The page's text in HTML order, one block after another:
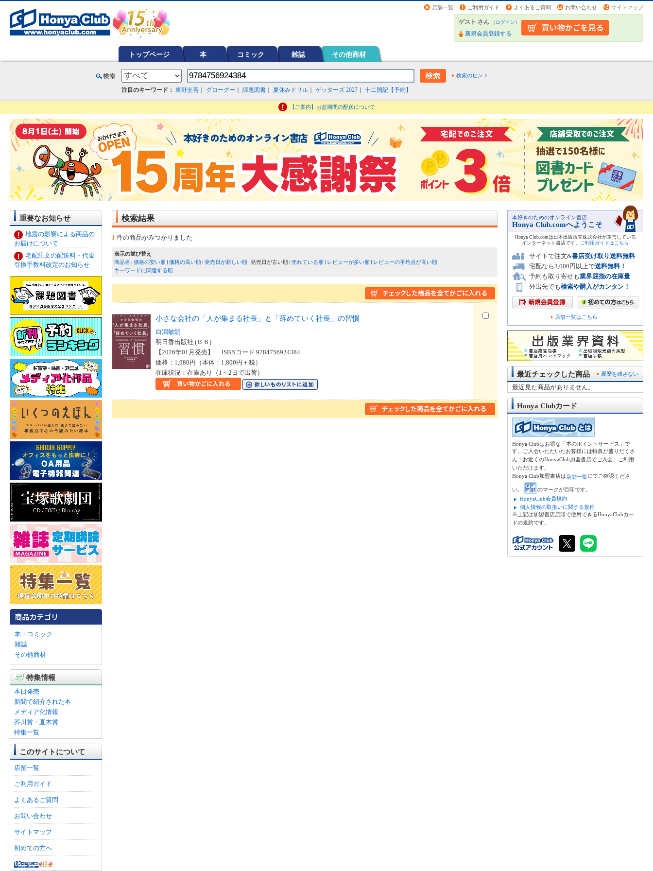
店舗一覧 ご利用ガイド よくあるご質問 お問い合わせ サイトマップ
ゲスト さん （ログイン）
新規会員登録する
トップページ 本 コミック 雑誌 その他商材
検索のヒント
注目のキーワード： 東野圭吾 グローグー 課題図書 夏休みドリル ゲッターズ 2027 十二国記【予約】
【ご案内】お盆期間の配送について
重要なお知らせ
地震の影響による商品の
お届けについて
宅配注文の配送料・代金
引換手数料改定のお知らせ
本・コミック
雑誌
その他商材
特集情報
本日発売
新聞で紹介された本
メディア化情報
芥川賞・直木賞
特集一覧
このサイトについて
店舗一覧
ご利用ガイド
よくあるご質問
お問い合わせ
サイトマップ
初めての方へ
検索結果
1 件の商品がみつかりました
表示の並び替え
商品名
価格の安い順 価格の高い順 発売日が新しい順 発売日が古い順 売れている順 レビューが多い順
レビューの平均点が高い順
キーワードに関連する順
小さな会社の「人が集まる社長」と「辞めていく社長」の習慣
白潟敏朗
明日香出版社 (Ｂ６)
【2026年01月発売】 ISBNコード 9784756924384
価格：1,980円（本体：1,800円＋税）
在庫状況：在庫あり（1～2日で出荷）
本好きのためのオンライン書店
Honya Club.comへようこそ
Honya Club.comは日本出版販売株式会社が運営している
インターネット書店です。
ご利用ガイドはこちら
サイトで注文&書店受け取り送料無料
宅配なら3,000円以上で送料無料！
予約も取り寄せも業界屈指の在庫量
外出先でも検索や購入がカンタン！
店舗一覧はこちら
履歴を残さない
最近チェックした商品
最近見た商品がありません。
Honya Clubカード
Honya Clubはお得な「本のポイントサービス」で
す。ご入会いただいたお客様には特典が盛りだくさ
ん！お近くのHonyaClub加盟書店でご入会、ご利用
いただけます。
Honya Club加盟書店は店舗一覧にてご確認くださ
い。
のマークが目印です。
HonyaClub会員規約
個人情報の取扱いに関する規程
※上記は加盟書店店頭で使用できるHonyaClubカー
ドの規約です。